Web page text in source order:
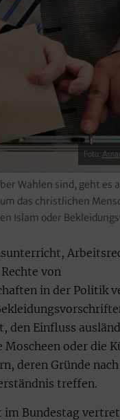
Foto:
Wahlen sind, geht es
das christlichen
Islam oder
von
in der Politik
den Einfluss
Moscheen oder die
deren Gründe
treffen.
im Bundestag